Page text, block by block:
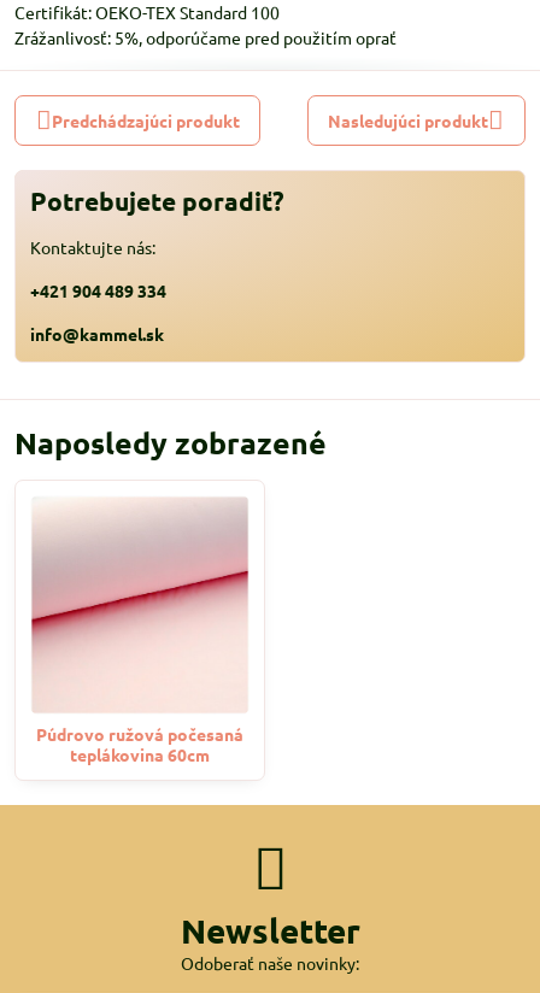
Certifikát: OEKO-TEX Standard 100
Zrážanlivosť: 5%, odporúčame pred použitím oprať
Predchádzajúci produkt Nasledujúci produkt
Potrebujete poradiť?
Kontaktujte nás:
+421 904 489 334
info@kammel.sk
Naposledy zobrazené
Púdrovo ružová počesaná
teplákovina 60cm
Newsletter
Odoberať naše novinky: